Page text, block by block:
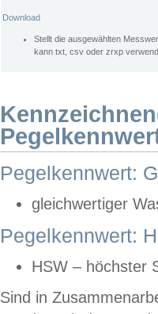
Download
Stellt die ausgewählten
kann txt, csv oder zrxp
Pegelkennwert:
gleichwertiger
Pegelkennwert:
HSW – höchster
Sind in